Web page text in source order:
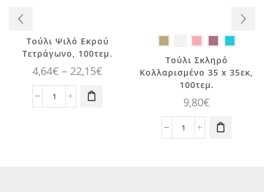
Τούλι Ψιλό Εκρού
Τετράγωνο, 100τεμ.
4,64€ – 22,15€
Τούλι
Αυτό το
προϊόν έχει
παραλλαγές.
Οι επιλογές
μπορούν να
Τούλι Σκληρό
Κολλαρισμένο 35 x 35εκ,
100τεμ.
9,80€
Τούλι
Αυτό το
προϊόν έχει
παραλλαγές.
Οι επιλογές
μπορούν να